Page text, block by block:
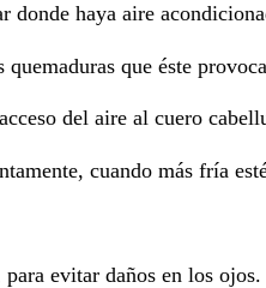
donde haya aire
quemaduras que éste
del aire al cuero
cuando más fría
para evitar daños en los ojos.